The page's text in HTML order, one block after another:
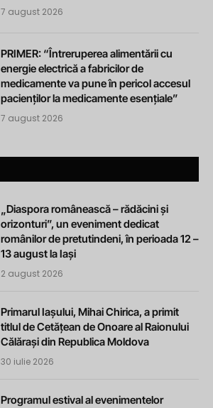
7 august 2026
PRIMER: “Întreruperea alimentării cu
energie electrică a fabricilor de
medicamente va pune în pericol accesul
pacienților la medicamente esențiale”
7 august 2026
„Diaspora românească – rădăcini și
orizonturi”, un eveniment dedicat
românilor de pretutindeni, în perioada 12 –
13 august la Iași
2 august 2026
Primarul Iașului, Mihai Chirica, a primit
titlul de Cetățean de Onoare al Raionului
Călărași din Republica Moldova
30 iulie 2026
Programul estival al evenimentelor